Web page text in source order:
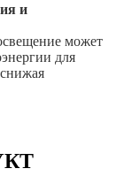
и
может
для